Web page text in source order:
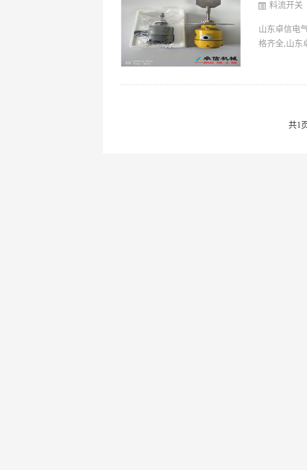
料流开关
山东卓信电
格齐全,山东
共1